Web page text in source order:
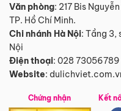
Văn phòng: 217 Bis
TP. Hồ Chí Minh.
Chi nhánh Hà Nội: Tầng 3,
Nội
Điện thoại: 028 73056789
Website:
Chứng nhận Kết